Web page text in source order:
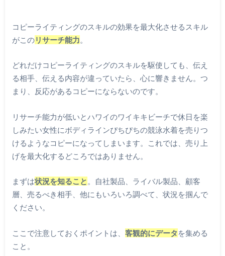
コピーライティングのスキルの効果を最大化させるスキル
がこのリサーチ能力。
どれだけコピーライティングのスキルを駆使しても、伝え
る相手、伝える内容が違っていたら、心に響きません。つ
まり、反応があるコピーにならないのです。
リサーチ能力が低いとハワイのワイキキビーチで休日を楽
しみたい女性にボディラインぴちぴちの競泳水着を売りつ
けるようなコピーになってしまいます。これでは、売り上
げを最大化するどころではありません。
まずは状況を知ること 。自社製品、ライバル製品、顧客
層、売るべき相手、他にもいろいろ調べて、状況を掴んで
ください。
ここで注意しておくポイントは、 客観的にデータ を集める
こと。